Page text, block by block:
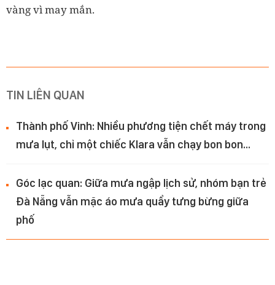
vàng vì may mắn.
TIN LIÊN QUAN
Thành phố Vinh: Nhiều phương tiện chết máy trong
mưa lụt, chỉ một chiếc Klara vẫn chạy bon bon...
Góc lạc quan: Giữa mưa ngập lịch sử, nhóm bạn trẻ
Đà Nẵng vẫn mặc áo mưa quẩy tưng bừng giữa
phố